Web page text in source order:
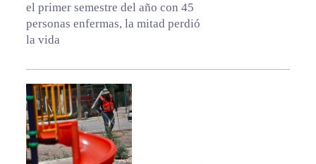
el primer semestre del año con 45
personas enfermas, la mitad perdió
la vida